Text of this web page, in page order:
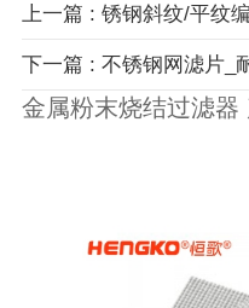
上一篇 : 锈钢斜纹/平纹
金属粉末烧结过滤器